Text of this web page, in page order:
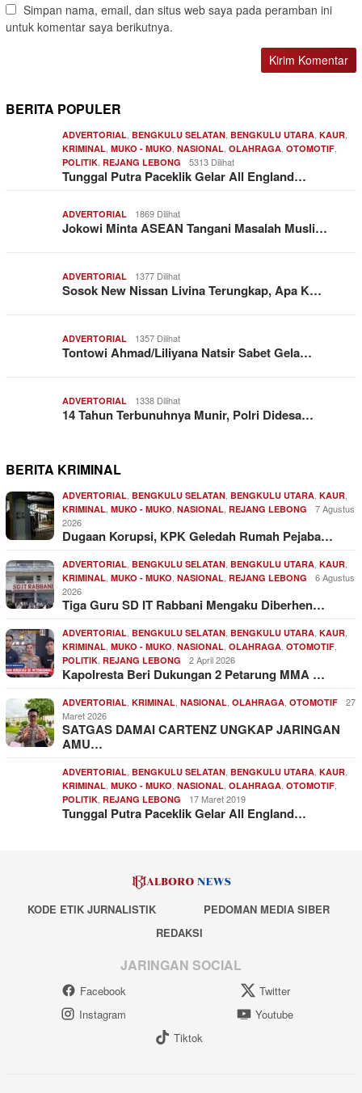
Simpan nama, email, dan situs web saya pada peramban ini
untuk komentar saya berikutnya.
BERITA POPULER
ADVERTORIAL BENGKULU SELATAN BENGKULU UTARA KAUR
KRIMINAL MUKO - MUKO NASIONAL OLAHRAGA OTOMOTIF
POLITIK REJANG LEBONG 5313 Dilihat
Tunggal Putra Paceklik Gelar All England…
ADVERTORIAL 1869 Dilihat
Jokowi Minta ASEAN Tangani Masalah Musli…
ADVERTORIAL 1377 Dilihat
Sosok New Nissan Livina Terungkap, Apa K…
ADVERTORIAL 1357 Dilihat
Tontowi Ahmad/Liliyana Natsir Sabet Gela…
ADVERTORIAL 1338 Dilihat
14 Tahun Terbunuhnya Munir, Polri Didesa…
BERITA KRIMINAL
ADVERTORIAL BENGKULU SELATAN BENGKULU UTARA KAUR
KRIMINAL MUKO - MUKO NASIONAL REJANG LEBONG
7 Agustus
2026
Dugaan Korupsi, KPK Geledah Rumah Pejaba…
ADVERTORIAL BENGKULU SELATAN BENGKULU UTARA KAUR
KRIMINAL MUKO - MUKO NASIONAL REJANG LEBONG
6 Agustus
2026
Tiga Guru SD IT Rabbani Mengaku Diberhen…
ADVERTORIAL BENGKULU SELATAN BENGKULU UTARA KAUR
KRIMINAL MUKO - MUKO NASIONAL OLAHRAGA OTOMOTIF
POLITIK REJANG LEBONG 2 April 2026
Kapolresta Beri Dukungan 2 Petarung MMA …
ADVERTORIAL KRIMINAL NASIONAL OLAHRAGA OTOMOTIF
27
Maret 2026
SATGAS DAMAI CARTENZ UNGKAP JARINGAN
AMU…
ADVERTORIAL BENGKULU SELATAN BENGKULU UTARA KAUR
KRIMINAL MUKO - MUKO NASIONAL OLAHRAGA OTOMOTIF
POLITIK REJANG LEBONG 17 Maret 2019
Tunggal Putra Paceklik Gelar All England…
KODE ETIK JURNALISTIK
PEDOMAN MEDIA SIBER
REDAKSI
JARINGAN SOCIAL
Facebook
Twitter
Instagram
Youtube
Tiktok